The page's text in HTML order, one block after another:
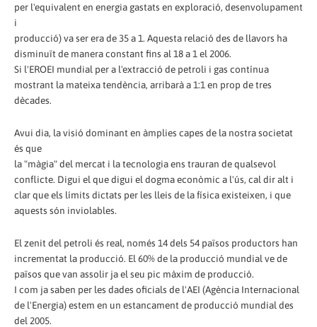
per l'equivalent en energia gastats en exploració, desenvolupament
i
producció) va ser era de 35 a 1. Aquesta relació des de llavors ha
disminuït de manera constant fins al 18 a 1 el 2006.
Si l'EROEI mundial per a l'extracció de petroli i gas contínua
mostrant la mateixa tendència, arribarà a 1:1 en prop de tres
dècades.
Avui dia, la visió dominant en àmplies capes de la nostra societat
és que
la "màgia" del mercat i la tecnologia ens trauran de qualsevol
conflicte. Digui el que digui el dogma econòmic a l'ús, cal dir alt i
clar que els límits dictats per les lleis de la física existeixen, i que
aquests són inviolables.
El zenit del petroli és real, només 14 dels 54 països productors han
incrementat la producció. El 60% de la producció mundial ve de
països que van assolir ja el seu pic màxim de producció.
I com ja saben per les dades oficials de l'AEI (Agència Internacional
de l'Energia) estem en un estancament de producció mundial des
del 2005.